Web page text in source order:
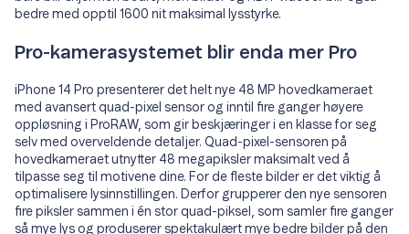
bedre med opptil 1600 nit maksimal lysstyrke.
Pro-kamerasystemet blir enda mer Pro
iPhone 14 Pro presenterer det helt nye 48 MP hovedkameraet
med avansert quad-pixel sensor og inntil fire ganger høyere
oppløsning i ProRAW, som gir beskjæringer i en klasse for seg
selv med overveldende detaljer. Quad-pixel-sensoren på
hovedkameraet utnytter 48 mega­piksler maksimalt ved å
tilpasse seg til motivene dine. For de fleste bilder er det viktig å
optimalisere lysinnstillingen. Derfor grupperer den nye sensoren
fire piksler sammen i én stor quad-piksel, som samler fire ganger
så mye lys og produserer spektakulært mye bedre bilder på den